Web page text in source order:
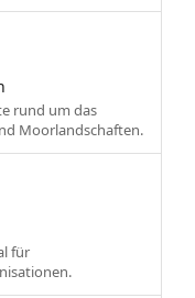
rund um das
Moorlandschaften.
für